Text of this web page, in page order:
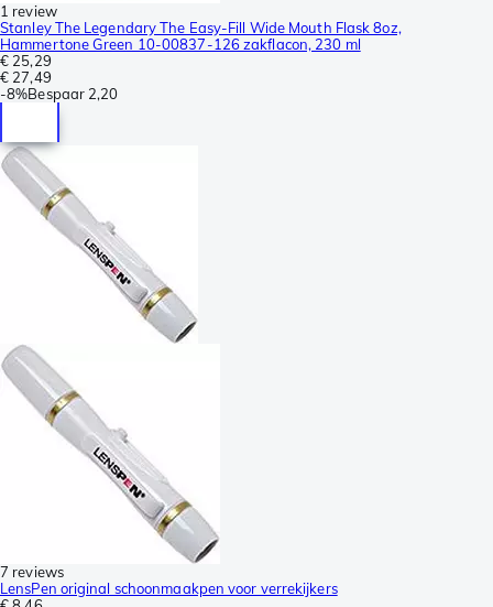
1 review
Stanley The Legendary The Easy-Fill Wide Mouth Flask 8oz,
Hammertone Green 10-00837-126 zakflacon, 230 ml
€ 25,29
€ 27,49
-8%Bespaar 2,20
7 reviews
LensPen original schoonmaakpen voor verrekijkers